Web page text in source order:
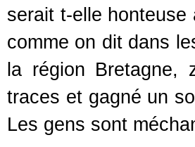
serait t-elle
comme on dit dans
la région
traces et gagné un
Les gens sont